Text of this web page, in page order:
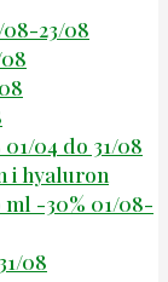
08-23/08
04 do 31/08
i hyaluron
-30% 01/08-
08